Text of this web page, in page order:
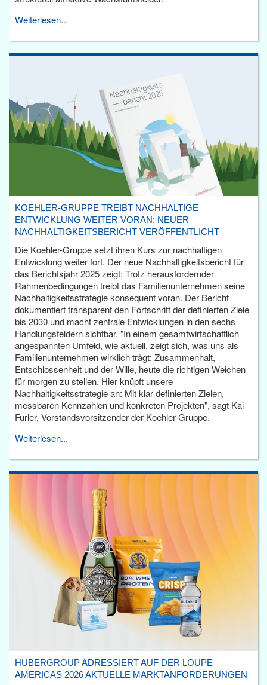
Weiterlesen...
KOEHLER-GRUPPE TREIBT NACHHALTIGE
ENTWICKLUNG WEITER VORAN: NEUER
NACHHALTIGKEITSBERICHT VERÖFFENTLICHT
Die Koehler-Gruppe setzt ihren Kurs zur nachhaltigen
Entwicklung weiter fort. Der neue Nachhaltigkeitsbericht für
das Berichtsjahr 2025 zeigt: Trotz herausfordernder
Rahmenbedingungen treibt das Familienunternehmen seine
Nachhaltigkeitsstrategie konsequent voran. Der Bericht
dokumentiert transparent den Fortschritt der definierten Ziele
bis 2030 und macht zentrale Entwicklungen in den sechs
Handlungsfeldern sichtbar. "In einem gesamtwirtschaftlich
angespannten Umfeld, wie aktuell, zeigt sich, was uns als
Familienunternehmen wirklich trägt: Zusammenhalt,
Entschlossenheit und der Wille, heute die richtigen Weichen
für morgen zu stellen. Hier knüpft unsere
Nachhaltigkeitsstrategie an: Mit klar definierten Zielen,
messbaren Kennzahlen und konkreten Projekten", sagt Kai
Furler, Vorstandsvorsitzender der Koehler-Gruppe.
Weiterlesen...
HUBERGROUP ADRESSIERT AUF DER LOUPE
AMERICAS 2026 AKTUELLE MARKTANFORDERUNGEN